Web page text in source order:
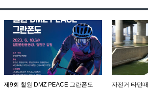
제9회 철원 DMZ PEACE 그란폰도
자전거 타던때